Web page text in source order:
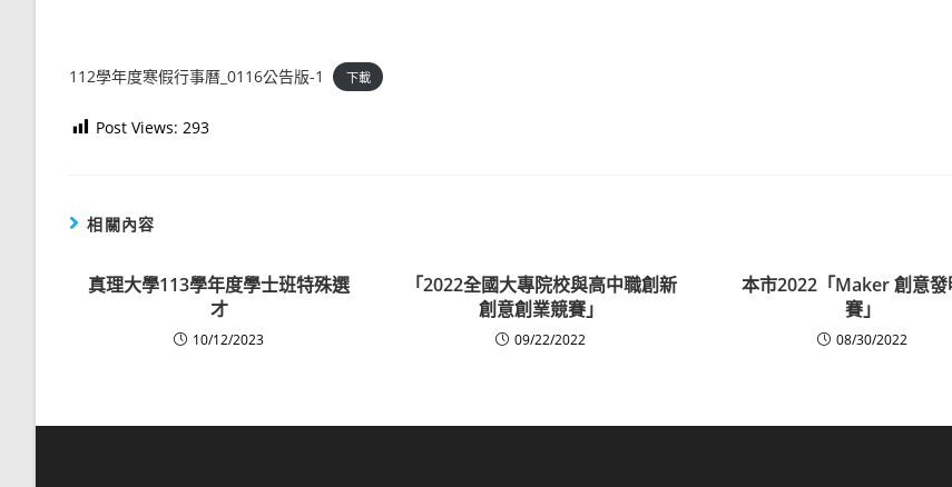
112學年度寒假行事曆_0116公告版-1 下載
Post Views: 293
相關內容
真理大學113學年度學士班特殊選
才
10/12/2023
「2022全國大專院校與高中職創新
創意創業競賽」
09/22/2022
本市2022「Maker 創意發
賽」
08/30/2022